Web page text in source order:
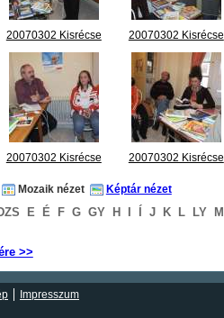
20070302 Kisrécse
megnyitó 12.jpg
20070302 Kisrécse
megnyitó 13.jpg
20070302 Kisrécse
20070302 Kisrécse
Mozaik nézet Képtár nézet
E É F G GY H I Í J K L LY M
>>
Impresszum